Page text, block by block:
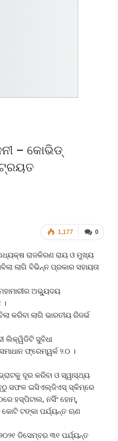
– କୋଭିଡ୍‌
0
1,177
ରାଜକିରଣ ରାୟ ଓ ମୁଖ୍ୟ
ଲାଗି ବିଭିନ୍ନ ପ୍ରକାର ସହାୟତା
ଅଭ୍ୟୁଦୟ
କରିବା ଲାଗି ଭାରତୀୟ ରିଜର୍ଭ
ଲିକ୍ୱିଡିଟି ସୁବିଧା
ଫ୍ରେମ୍‌ୱର୍କ ୨.୦ ।
ଦୂର କରିବା ଓ ସ୍ୱାସ୍ଥ୍ୟ
ସଫଳ ଇସିଏଲ୍‌ଜିଏସ୍‌ ସ୍କିମ୍‌ରେ
ହସ୍ପିଟାଲ, ନର୍ସିଂ ହୋମ୍‌,
ଟଙ୍କା ପର୍ଯ୍ୟନ୍ତ ଋଣ
ଡିସେମ୍ବର ୩୧ ପର୍ଯ୍ୟନ୍ତ